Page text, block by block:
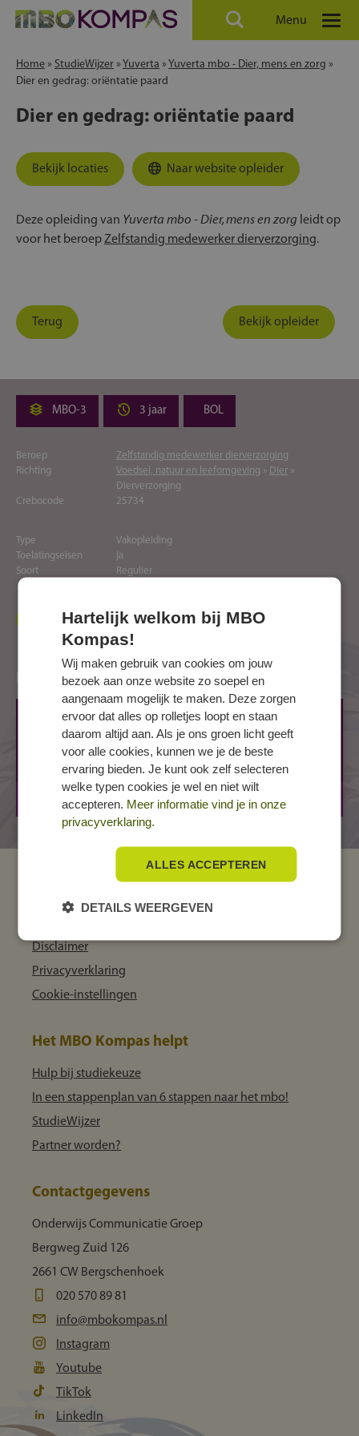
Menu
Home » StudieWijzer » Yuverta » Yuverta mbo - Dier, mens en zorg »
Dier en gedrag: oriëntatie paard
Dier en gedrag: oriëntatie paard
Bekijk locaties Naar website opleider
Deze opleiding van Yuverta mbo - Dier, mens en zorg leidt op
voor het beroepZelfstandig medewerker dierverzorging.
Terug Bekijk opleider
MBO-3 3 jaar BOL
Beroep
Zelfstandig medewerker dierverzorging
Richting
Voedsel, natuur en leefomgeving » Dier »
Dierverzorging
Crebocode
25734
Type
Vakopleiding
Toelatingseisen
ja
Soort
Regulier
Naar website opleider
Locaties
NIJMEGEN, Energieweg
Energieweg 19
6541 CW NIJMEGEN
Disclaimer
Privacyverklaring
Cookie-instellingen
Het MBO Kompas helpt
Hulp bij studiekeuze
In een stappenplan van 6 stappen naar het mbo!
StudieWijzer
Partner worden?
Contactgegevens
Onderwijs Communicatie Groep
Bergweg Zuid 126
2661 CW Bergschenhoek
020 570 89 81
info@mbokompas.nl
Instagram
Youtube
TikTok
LinkedIn
Hartelijk welkom bij MBO
Kompas!
Wij maken gebruik van cookies om jouw
bezoek aan onze website zo soepel en
aangenaam mogelijk te maken. Deze zorgen
ervoor dat alles op rolletjes loopt en staan
daarom altijd aan. Als je ons groen licht geeft
voor alle cookies, kunnen we je de beste
ervaring bieden. Je kunt ook zelf selecteren
welke typen cookies je wel en niet wilt
accepteren. Meer informatie vind je in onze
privacyverklaring.
ALLES ACCEPTEREN
DETAILS WEERGEVEN